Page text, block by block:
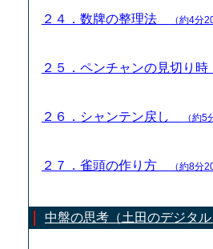
２４．数牌の整理法 （約4分
２５．ペンチャンの見切り
２６．シャンテン戻し （約5
２７．雀頭の作り方 （約8分
中盤の思考（土田のデジタル